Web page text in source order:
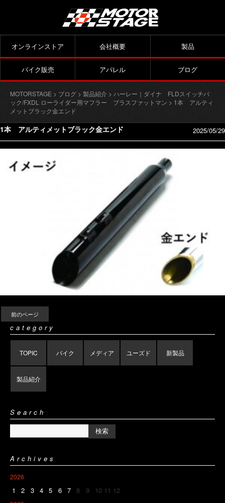
オンラインストア 会社概要 製品
バイク販売 アパレル ブログ
MOTORSTAGE > ブログ > 製品紹介 > ハーレー｜ダイナ FLDスイッチバ
ック/FXDL ローライダー用マフラー ブラスファットマン > 1本 アルティ
メットブラック金エンド
1本 アルティメットブラック金エンド 2025/05/29
前のページ
category
TOPIC バイク メディア ユーズド 新製品
製品紹介
Search
Archives
2026
1 2 3 4 5 6 7 8 9 10 11 12